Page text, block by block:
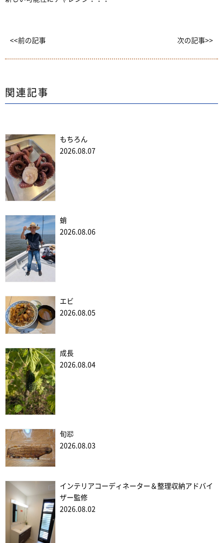
<<前の記事 次の記事>>
関連記事
もちろん
2026.08.07
蛸
2026.08.06
エビ
2026.08.05
成長
2026.08.04
旬翆
2026.08.03
インテリアコーディネーター＆整理収納アドバイ
ザー監修
2026.08.02